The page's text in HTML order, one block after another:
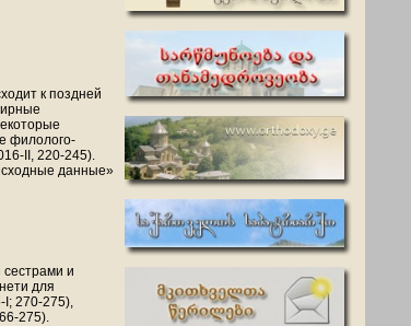
к поздней
филолого-
II, 220-245).
данные»
и
для
I; 270-275),
275).